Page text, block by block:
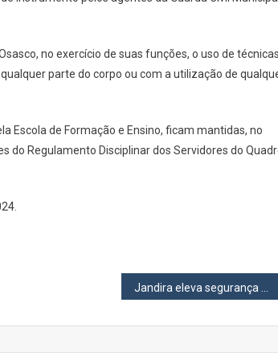
no exercício de suas funções, o uso de técnicas
parte do corpo ou com a utilização de
Escola de Formação e Ensino, ficam mantidas, no
Regulamento Disciplinar dos Servidores do